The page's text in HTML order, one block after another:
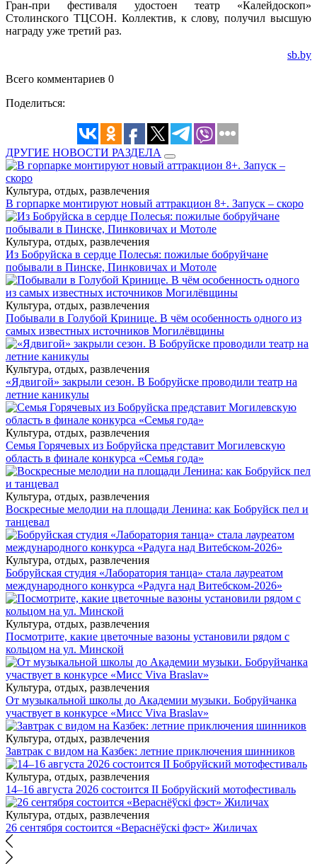
Гран-при фестиваля удостоен театр «Калейдоскоп»
Столинского ТЦСОН. Коллектив, к слову, получил высшую
награду уже третий раз.
sb.by
Всего комментариев 0
Поделиться:
ДРУГИЕ НОВОСТИ РАЗДЕЛА
Культура, отдых, развлечения
В горпарке монтируют новый аттракцион 8+. Запуск – скоро
Культура, отдых, развлечения
Из Бобруйска в сердце Полесья: пожилые бобруйчане
побывали в Пинске, Пинковичах и Мотоле
Культура, отдых, развлечения
Побывали в Голубой Кринице. В чём особенность одного из
самых известных источников Могилёвщины
Культура, отдых, развлечения
«Ядвигой» закрыли сезон. В Бобруйске проводили театр на
летние каникулы
Культура, отдых, развлечения
Семья Горячевых из Бобруйска представит Могилевскую
область в финале конкурса «Семья года»
Культура, отдых, развлечения
Воскресные мелодии на площади Ленина: как Бобруйск пел и
танцевал
Культура, отдых, развлечения
Бобруйская студия «Лаборатория танца» стала лауреатом
международного конкурса «Радуга над Витебском-2026»
Культура, отдых, развлечения
Посмотрите, какие цветочные вазоны установили рядом с
кольцом на ул. Минской
Культура, отдых, развлечения
От музыкальной школы до Академии музыки. Бобруйчанка
участвует в конкурсе «Мисс Viva Braslav»
Культура, отдых, развлечения
Завтрак с видом на Казбек: летние приключения шинников
Культура, отдых, развлечения
14–16 августа 2026 состоится II Бобруйский мотофестиваль
Культура, отдых, развлечения
26 сентября состоится «Вераснёўскі фэст» Жиличах